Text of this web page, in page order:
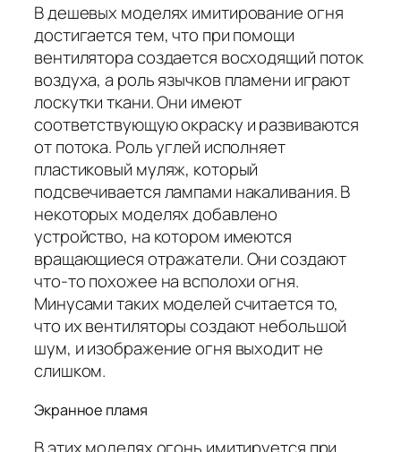
В дешевых моделях имитирование огня
достигается тем, что при помощи
вентилятора создается восходящий поток
воздуха, а роль язычков пламени играют
лоскутки ткани. Они имеют
соответствующую окраску и развиваются
от потока. Роль углей исполняет
пластиковый муляж, который
подсвечивается лампами накаливания. В
некоторых моделях добавлено
устройство, на котором имеются
вращающиеся отражатели. Они создают
что-то похожее на всполохи огня.
Минусами таких моделей считается то,
что их вентиляторы создают небольшой
шум, и изображение огня выходит не
слишком.
Экранное пламя